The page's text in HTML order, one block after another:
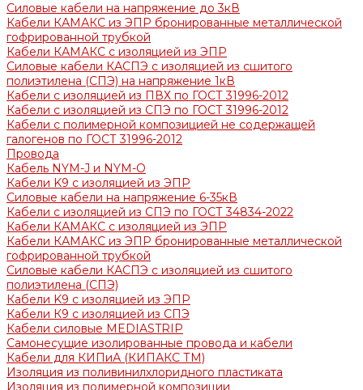
Силовые кабели на напряжение до 3кВ
Кабели КАМАКС из ЭПР бронированные металлической
гофрированной трубкой
Кабели КАМАКС с изоляцией из ЭПР
Силовые кабели КАСПЭ с изоляцией из сшитого
полиэтилена (СПЭ) на напряжение 1кВ
Кабели с изоляцией из ПВХ по ГОСТ 31996-2012
Кабели с изоляцией из СПЭ по ГОСТ 31996-2012
Кабели с полимерной композицией не содержащей
галогенов по ГОСТ 31996-2012
Провода
Кабель NYM-J и NYM-O
Кабели K9 с изоляцией из ЭПР
Силовые кабели на напряжение 6-35кВ
Кабели с изоляцией из СПЭ по ГОСТ 34834-2022
Кабели КАМАКС с изоляцией из ЭПР
Кабели КАМАКС из ЭПР бронированные металлической
гофрированной трубкой
Силовые кабели КАСПЭ с изоляцией из сшитого
полиэтилена (СПЭ)
Кабели K9 с изоляцией из ЭПР
Кабели К9 с изоляцией из СПЭ
Кабели силовые MEDIASTRIP
Самонесущие изолированные провода и кабели
Кабели для КИПиА (КИПАКС ТМ)
Изоляция из поливинилхлоридного пластиката
Изоляция из полимерной композиции